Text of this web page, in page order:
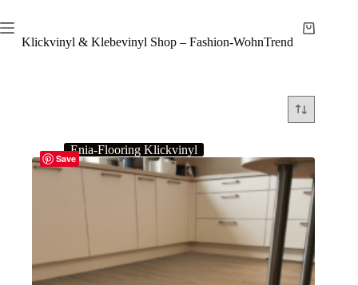
Inhalt
springenKlickvinyl & Klebevinyl Shop – Fashion-WohnTrend
Warenkorb
Save
Enia-Flooring Klickvinyl